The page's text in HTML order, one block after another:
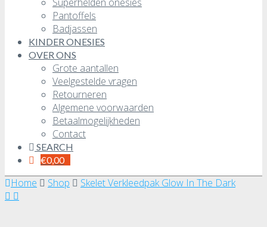
Pantoffels
Badjassen
KINDER ONESIES
OVER ONS
Grote aantallen
Veelgestelde vragen
Retourneren
Algemene voorwaarden
Betaalmogelijkheden
Contact
SEARCH
€0,00
Home Shop Skelet Verkleedpak Glow In The Dark